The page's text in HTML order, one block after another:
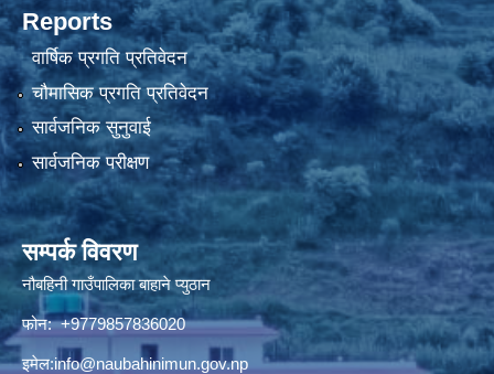
Reports
वार्षिक प्रगति प्रतिवेदन
चौमासिक प्रगति प्रतिवेदन
सार्वजनिक सुनुवाई
सार्वजनिक परीक्षण
सम्पर्क विवरण
नौबहिनी गाउँपालिका बाहाने प्युठान
फोन: +9779857836020
इमेल:info@naubahinimun.gov.np